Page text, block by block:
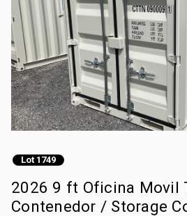
Lot 1749
2026 9 ft Oficina Movil
Contenedor / Storage